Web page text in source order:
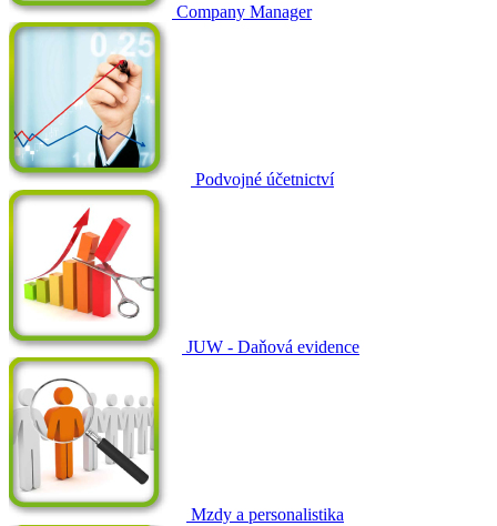
Company Manager
Podvojné účetnictví
JUW - Daňová evidence
Mzdy a personalistika